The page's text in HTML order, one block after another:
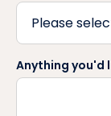
Anything you'd